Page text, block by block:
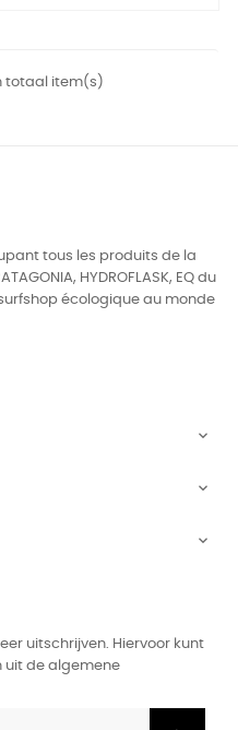
totaal item(s)
tous les produits de la
HYDROFLASK, EQ du
écologique au monde



uitschrijven. Hiervoor kunt
uit de algemene